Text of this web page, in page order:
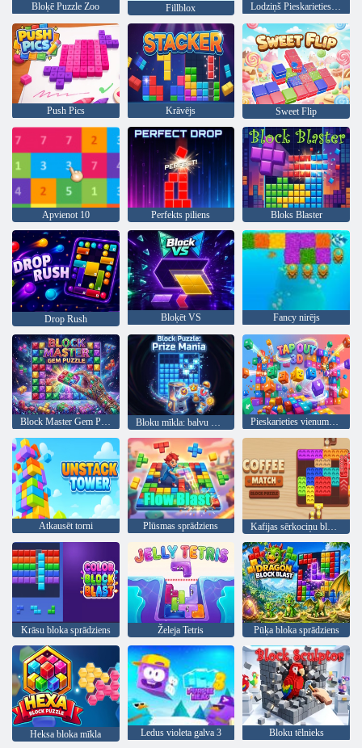
Bloķē Puzzle Zoo Fillblox Lodziņš Pieskarieties Kārtot
Push Pics Krāvējs Sweet Flip
Apvienot 10 Perfekts piliens Bloks Blaster
Drop Rush Bloķēt VS Fancy nirējs
Block Master Gem Puzzle Bloku mīkla: balvu mānija Pieskarieties vienumam Out 3D
Atkausēt torni Plūsmas sprādziens Kafijas sērkociņu bloku mīkla
Krāsu bloka sprādziens Želeja Tetris Pūķa bloka sprādziens
Heksa bloka mīkla Ledus violeta galva 3 Bloku tēlnieks